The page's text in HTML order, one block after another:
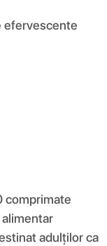
comprimate
adulților ca